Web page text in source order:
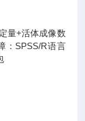
量+活体成像数
：SPSS/R语言